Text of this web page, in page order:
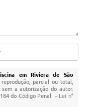
em Riviera de São
parcial ou total,
a autorização do autor.
do Código Penal. –Lei n°